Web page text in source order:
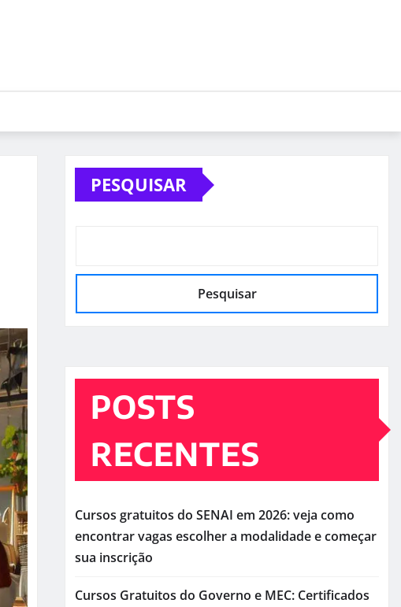
PESQUISAR
Pesquisar
POSTS
RECENTES
Cursos gratuitos do SENAI em 2026: veja como
encontrar vagas escolher a modalidade e começar
sua inscrição
Cursos Gratuitos do Governo e MEC: Certificados